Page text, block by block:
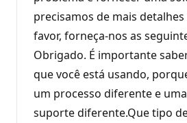
precisamos de mais
favor, forneça-nos as
Obrigado. É importante
que você está usando,
um processo diferente e
suporte diferente.Que tipo